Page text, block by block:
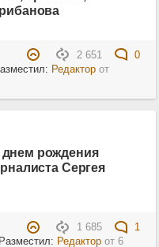
2 651
0
Редакторот
рождения
Сергея
1 685
1
Редакторот 6